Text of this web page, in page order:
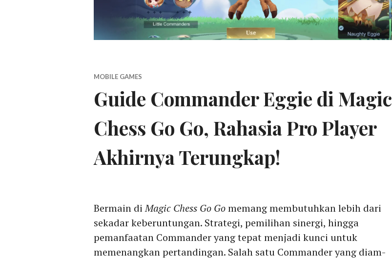
MOBILE GAMES
Guide Commander Eggie di Magic
Chess Go Go, Rahasia Pro Player
Akhirnya Terungkap!
Bermain diMagic Chess Go Gomemang membutuhkan lebih dari
sekadar keberuntungan. Strategi, pemilihan sinergi, hingga
pemanfaatan Commander yang tepat menjadi kunci untuk
memenangkan pertandingan. Salah satu Commander yang diam-